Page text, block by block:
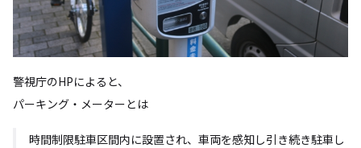
警視庁のHPによると、
パーキング・メーターとは
時間制限駐車区間内に設置され、車両を感知し引き続き駐車し